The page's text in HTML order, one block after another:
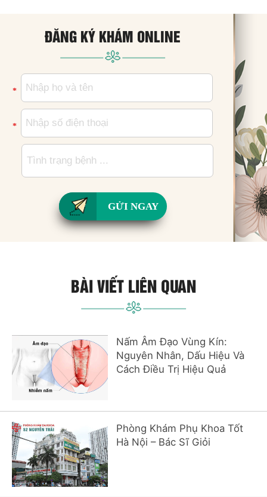
ĐĂNG KÝ KHÁM ONLINE
*
*
GỬI NGAY
BÀI VIẾT LIÊN QUAN
Nấm Âm Đạo Vùng Kín:
Nguyên Nhân, Dấu Hiệu Và
Cách Điều Trị Hiệu Quả
Phòng Khám Phụ Khoa Tốt
Hà Nội – Bác Sĩ Giỏi